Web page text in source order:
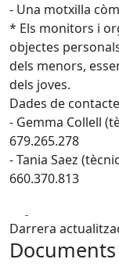
- Una motxilla
* Els monitors i
objectes
dels menors,
dels joves.
Dades de
- Gemma Collell
679.265.278
- Tania Saez
660.370.813
Darrera
Documents